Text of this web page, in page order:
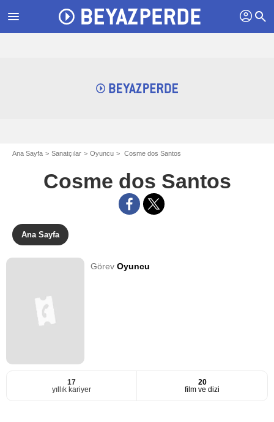
menu profil search
Ana Sayfa Sanatçılar Oyuncu Cosme dos Santos
Cosme dos Santos
Ana Sayfa
GörevOyuncu
17
yıllık kariyer
20
film ve dizi